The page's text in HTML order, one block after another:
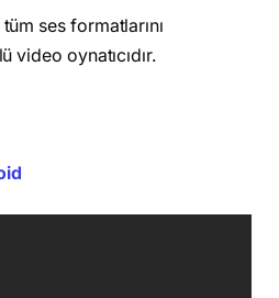
ses formatlarını
video oynatıcıdır.